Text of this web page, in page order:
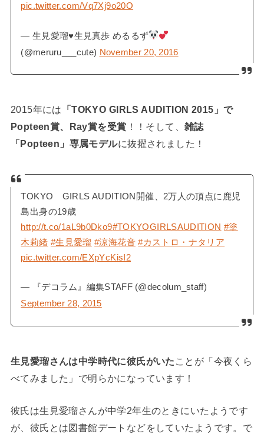
pic.twitter.com/Vq7Xj9o20O
— 生見愛瑠♥生見真歩 めるるず
(@meruru___cute) November 20, 2016
2015年には 「TOKYO GIRLS AUDITION 2015」で
Popteen賞、Ray賞を受賞 ！！そして、 雑誌
「Popteen」専属モデルに抜擢されました！
TOKYO GIRLS AUDITION開催、2万人の頂点に鹿児
島出身の19歳
http://t.co/1aL9b0Dko9#TOKYOGIRLSAUDITION #塗
木莉緒 #生見愛瑠 #涼海花音 #カストロ・ナタリア
pic.twitter.com/EXpYcKisI2
— 『デコラム』編集STAFF (@decolum_staff)
September 28, 2015
生見愛瑠さんは中学時代に彼氏がいた ことが「今夜くら
べてみました」で明らかになっています！
彼氏は生見愛瑠さんが中学2年生のときにいたようです
が、彼氏とは図書館デートなどをしていたようです。で